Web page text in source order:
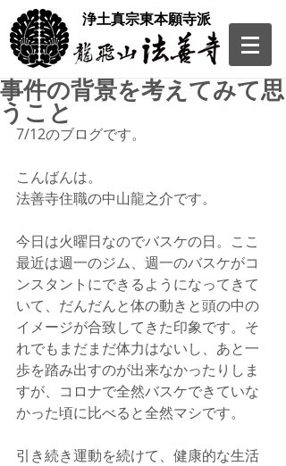
​浄土真宗東本願寺派
事件の背景を考えてみて思
うこと
7/12のブログです。
こんばんは。
法善寺住職の中山龍之介です。
今日は火曜日なのでバスケの日。ここ
最近は週一のジム、週一のバスケがコ
ンスタントにできるようになってきて
いて、だんだんと体の動きと頭の中の
イメージが合致してきた印象です。そ
れでもまだまだ体力はないし、あと一
歩を踏み出すのが出来なかったりしま
すが、コロナで全然バスケできていな
かった頃に比べると全然マシです。
引き続き運動を続けて、健康的な生活